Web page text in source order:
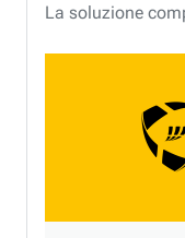
La soluzione